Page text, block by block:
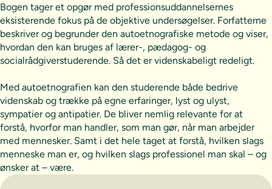
Bogen tager et opgør med professionsuddannelsernes
eksisterende fokus på de objektive undersøgelser. Forfatterne
beskriver og begrunder den autoetnografiske metode og viser,
hvordan den kan bruges af lærer-, pædagog- og
socialrådgiverstuderende. Så det er videnskabeligt redeligt.
Med autoetnografien kan den studerende både bedrive
videnskab og trække på egne erfaringer, lyst og ulyst,
sympatier og antipatier. De bliver nemlig relevante for at
forstå, hvorfor man handler, som man gør, når man arbejder
med mennesker. Samt i det hele taget at forstå, hvilken slags
menneske man er, og hvilken slags professionel man skal – og
ønsker at – være.
Vælg abonnement